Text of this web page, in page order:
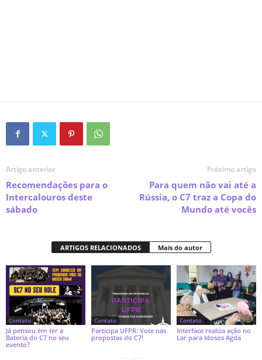
Artigo anterior
Recomendações para o
Intercalouros deste
sábado
Próximo artigo
Para quem não vai até a
Rússia, o C7 traz a Copa do
Mundo até vocês
ARTIGOS RELACIONADOS Mais do autor
Contato
Já pensou em ter a
Bateria do C7 no seu
evento?
Contato
Participa UFPR: Vote nas
propostas do C7!
Contato
Interface realiza ação no
Lar para Idosos Agda